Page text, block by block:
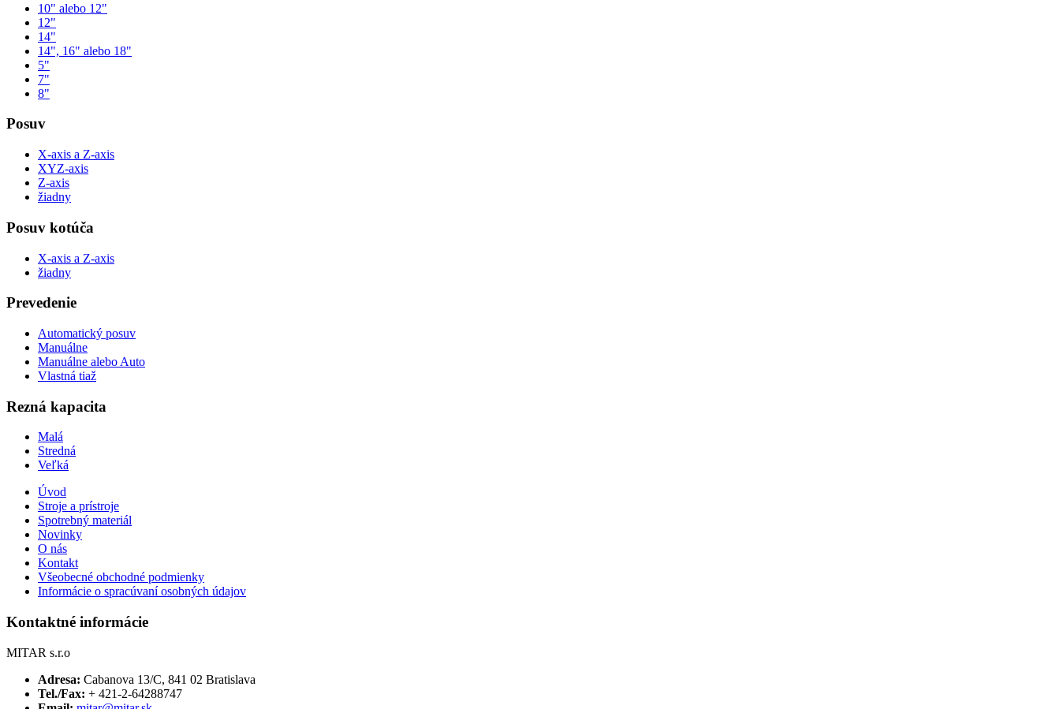
10" alebo 12"
12"
14"
14", 16" alebo 18"
5"
7"
8"
Posuv
X-axis a Z-axis
XYZ-axis
Z-axis
žiadny
Posuv kotúča
X-axis a Z-axis
žiadny
Prevedenie
Automatický posuv
Manuálne
Manuálne alebo Auto
Vlastná tiaž
Rezná kapacita
Malá
Stredná
Veľká
Úvod
Stroje a prístroje
Spotrebný materiál
Novinky
O nás
Kontakt
Všeobecné obchodné podmienky
Informácie o spracúvaní osobných údajov
Kontaktné informácie
MITAR s.r.o
Adresa: Cabanova 13/C, 841 02 Bratislava
Tel./Fax: + 421-2-64288747